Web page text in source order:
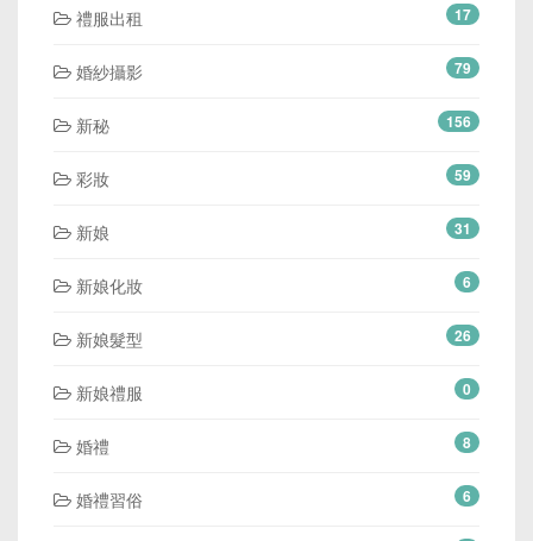
禮服出租 17
婚紗攝影 79
新秘 156
彩妝 59
新娘 31
新娘化妝 6
新娘髮型 26
新娘禮服 0
婚禮 8
婚禮習俗 6